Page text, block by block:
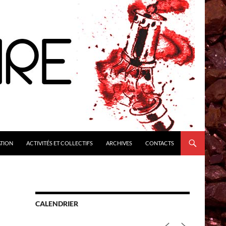
ACTIVITÉS ET COLLECTIFS ARCHIVES CONTACTS
CALENDRIER